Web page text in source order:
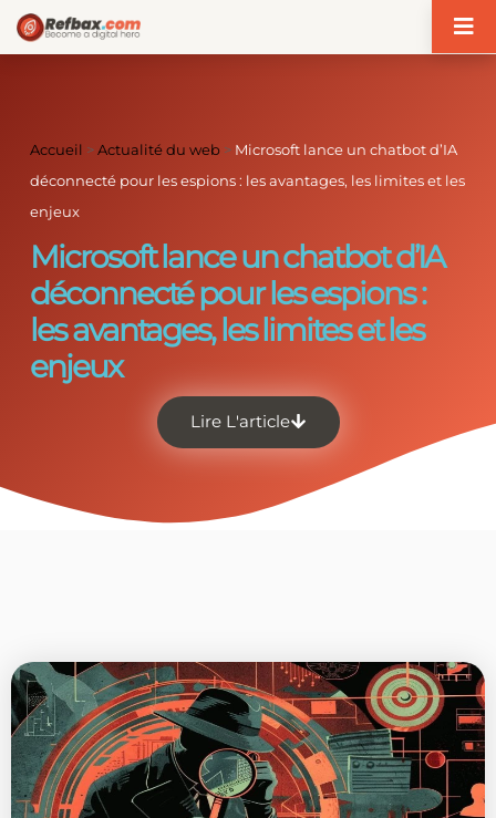
Accueil >Actualité du web > Microsoft lance un chatbot d’IA
déconnecté pour les espions : les avantages, les limites et les
enjeux
Microsoft lance un chatbot d’IA
déconnecté pour les espions :
les avantages, les limites et les
enjeux
Lire L'article
Panneau de gestion des cookies